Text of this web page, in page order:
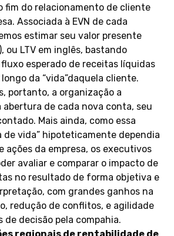
fim do relacionamento de cliente
Associada à EVN de cada
estimar seu valor presente
ou LTV em inglês, bastando
esperado de receitas líquidas
da “vida”daquela cliente.
portanto, a organização a
abertura de cada nova conta, seu
Mais ainda, como essa
de vida” hipoteticamente dependia
ações da empresa, os executivos
avaliar e comparar o impacto de
no resultado de forma objetiva e
com grandes ganhos na
redução de conflitos, e agilidade
de decisão pela compahia.